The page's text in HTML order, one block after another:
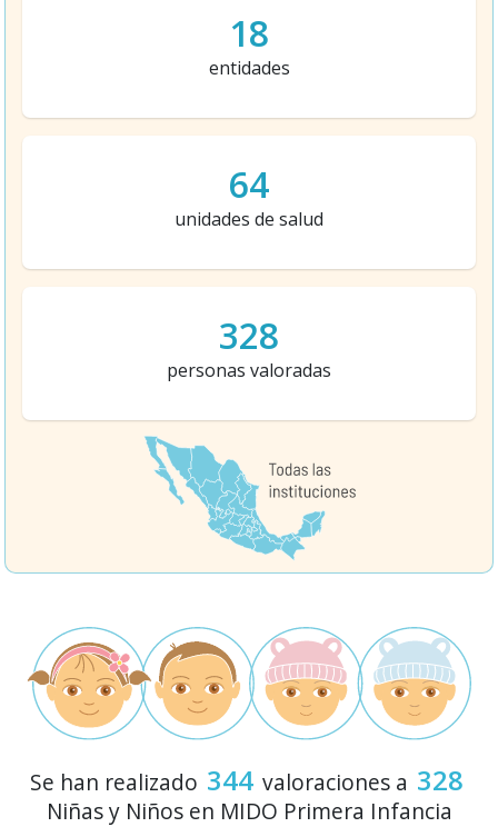
18
entidades
64
unidades de salud
328
personas valoradas
Se han realizado 344 valoraciones a 328
Niñas y Niños en MIDO Primera Infancia